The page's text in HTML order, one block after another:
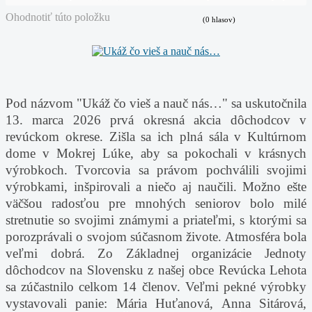
Ohodnotiť túto položku (0 hlasov)
Pod názvom "Ukáž čo vieš a nauč nás…" sa uskutočnila
13. marca 2026 prvá okresná akcia dôchodcov v
revúckom okrese. Zišla sa ich plná sála v Kultúrnom
dome v Mokrej Lúke, aby sa pokochali v krásnych
výrobkoch. Tvorcovia sa právom pochválili svojimi
výrobkami, inšpirovali a niečo aj naučili.Možno ešte
väčšou radosťou pre mnohých seniorov bolo milé
stretnutie so svojimi známymi a priateľmi, s ktorými sa
porozprávali o svojom súčasnom živote. Atmosféra bola
veľmi dobrá. Zo Základnej organizácie Jednoty
dôchodcov na Slovensku z našej obce Revúcka Lehota
sa zúčastnilo celkom 14 členov. Veľmi pekné výrobky
vystavovali panie: Mária Huťanová, Anna Sitárová,